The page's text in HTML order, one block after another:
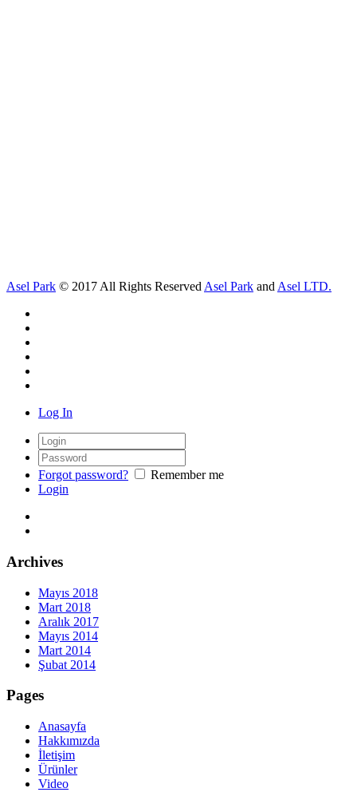
Asel Park © 2017 All Rights Reserved Asel Park and Asel LTD.
Log In
Forgot password?
Remember me
Login
Archives
Mayıs 2018
Mart 2018
Aralık 2017
Mayıs 2014
Mart 2014
Şubat 2014
Pages
Anasayfa
Hakkımızda
İletişim
Ürünler
Video